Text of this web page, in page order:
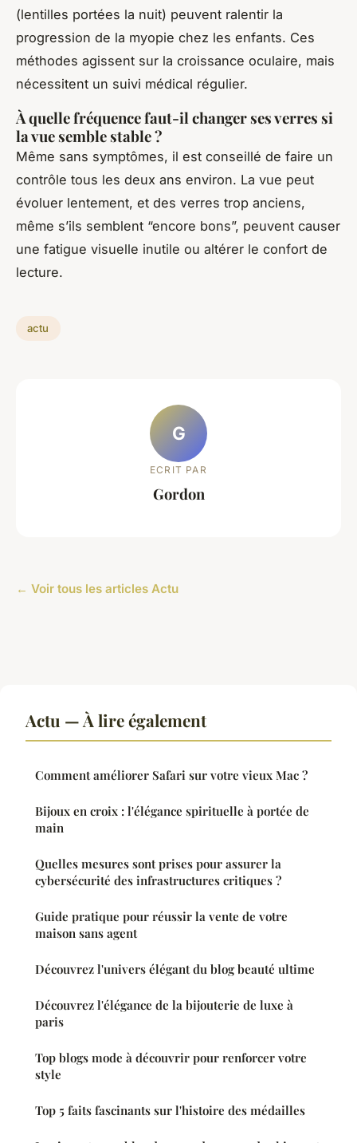
(lentilles portées la nuit) peuvent ralentir la
progression de la myopie chez les enfants. Ces
méthodes agissent sur la croissance oculaire, mais
nécessitent un suivi médical régulier.
À quelle fréquence faut-il changer ses verres si
la vue semble stable ?
Même sans symptômes, il est conseillé de faire un
contrôle tous les deux ans environ. La vue peut
évoluer lentement, et des verres trop anciens,
même s’ils semblent “encore bons”, peuvent causer
une fatigue visuelle inutile ou altérer le confort de
lecture.
actu
G
ECRIT PAR
Gordon
← Voir tous les articles Actu
Actu — À lire également
Comment améliorer Safari sur votre vieux Mac ?
Bijoux en croix : l'élégance spirituelle à portée de
main
Quelles mesures sont prises pour assurer la
cybersécurité des infrastructures critiques ?
Guide pratique pour réussir la vente de votre
maison sans agent
Découvrez l'univers élégant du blog beauté ultime
Découvrez l'élégance de la bijouterie de luxe à
paris
Top blogs mode à découvrir pour renforcer votre
style
Top 5 faits fascinants sur l'histoire des médailles